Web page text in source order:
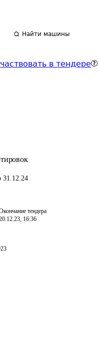
Найти машины
в тендере
31.12.24
тендера
16:36